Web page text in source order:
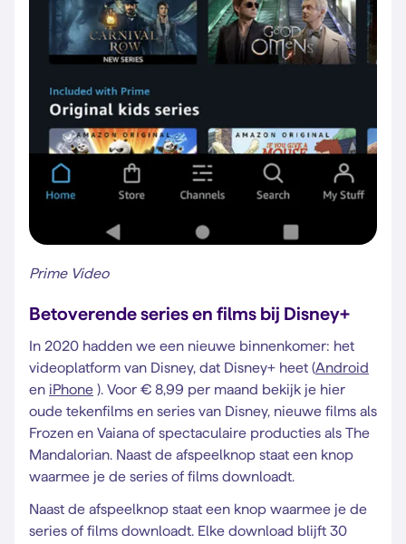
Prime Video
Betoverende series en films bij Disney+
In 2020 hadden we een nieuwe binnenkomer: het
videoplatform van Disney, dat Disney+ heet (Android
en iPhone ). Voor € 8,99 per maand bekijk je hier
oude tekenfilms en series van Disney, nieuwe films als
Frozen en Vaiana of spectaculaire producties als The
Mandalorian. Naast de afspeelknop staat een knop
waarmee je de series of films downloadt.
Naast de afspeelknop staat een knop waarmee je de
series of films downloadt. Elke download blijft 30